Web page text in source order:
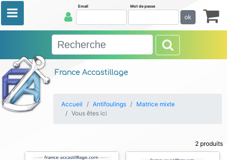
France Accastillage
Email Mot de passe
ok
Accueil Antifoulings
Matrice mixte
Vous êtes ici
2 produits